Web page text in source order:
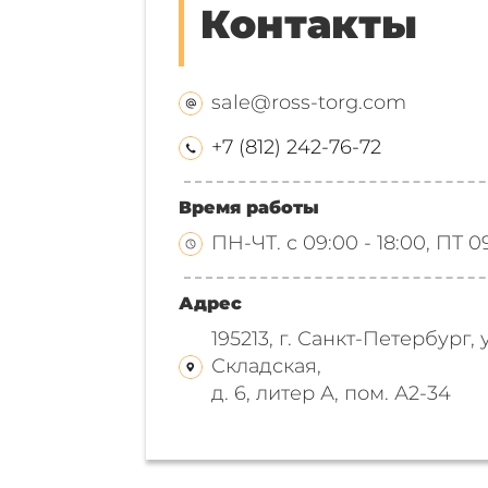
Контакты
sale@ross-torg.com
+7 (812) 242-76-72
Время работы
ПН-ЧТ. с 09:00 - 18:00, ПТ
Адрес
195213, г. Санкт-Петербург,
Складская,
д. 6, литер А, пом. А2-34